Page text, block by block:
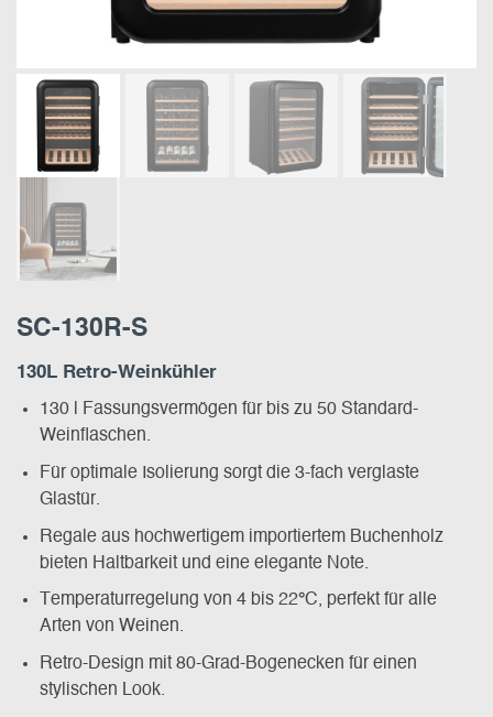
SC-130R-S
130L Retro-Weinkühler
130 l Fassungsvermögen für bis zu 50 Standard-
Weinflaschen.
Für optimale Isolierung sorgt die 3-fach verglaste
Glastür.
Regale aus hochwertigem importiertem Buchenholz
bieten Haltbarkeit und eine elegante Note.
Temperaturregelung von 4 bis 22°C, perfekt für alle
Arten von Weinen.
Retro-Design mit 80-Grad-Bogenecken für einen
stylischen Look.